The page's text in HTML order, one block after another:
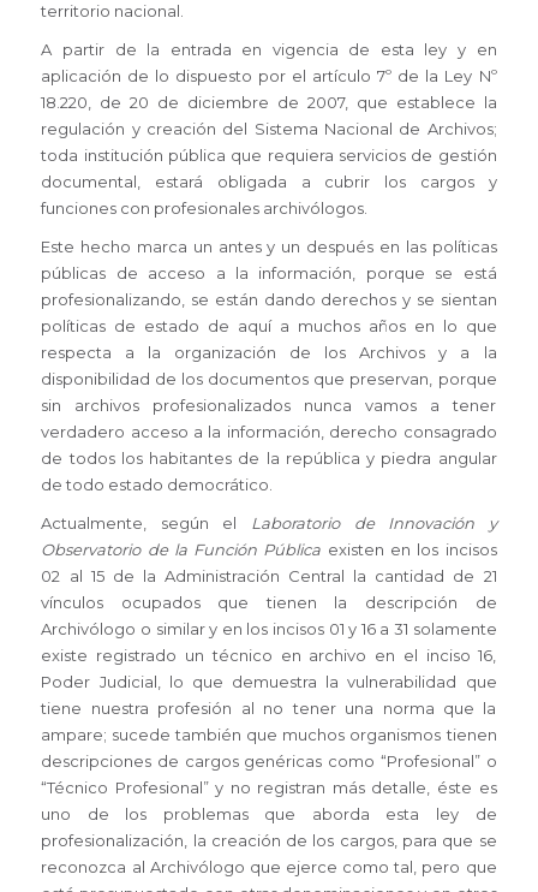
territorio nacional.
A partir de la entrada en vigencia de esta ley y en
aplicación de lo dispuesto por el artículo 7º de la Ley Nº
18.220, de 20 de diciembre de 2007, que establece la
regulación y creación del Sistema Nacional de Archivos;
toda institución pública que requiera servicios de gestión
documental, estará obligada a cubrir los cargos y
funciones con profesionales archivólogos.
Este hecho marca un antes y un después en las políticas
públicas de acceso a la información, porque se está
profesionalizando, se están dando derechos y se sientan
políticas de estado de aquí a muchos años en lo que
respecta a la organización de los Archivos y a la
disponibilidad de los documentos que preservan, porque
sin archivos profesionalizados nunca vamos a tener
verdadero acceso a la información, derecho consagrado
de todos los habitantes de la república y piedra angular
de todo estado democrático.
Actualmente, según el Laboratorio de Innovación y
Observatorio de la Función Pública existen en los incisos
02 al 15 de la Administración Central la cantidad de 21
vínculos ocupados que tienen la descripción de
Archivólogo o similar y en los incisos 01 y 16 a 31 solamente
existe registrado un técnico en archivo en el inciso 16,
Poder Judicial, lo que demuestra la vulnerabilidad que
tiene nuestra profesión al no tener una norma que la
ampare; sucede también que muchos organismos tienen
descripciones de cargos genéricas como “Profesional” o
“Técnico Profesional” y no registran más detalle, éste es
uno de los problemas que aborda esta ley de
profesionalización, la creación de los cargos, para que se
reconozca al Archivólogo que ejerce como tal, pero que